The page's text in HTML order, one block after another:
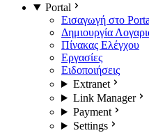
Portal
Εισαγωγή στο
Δημιουργία
Πίνακας Ελέγχου
Εργασίες
Ειδοποιήσεις
Extranet
Link Manager
Payment
Settings